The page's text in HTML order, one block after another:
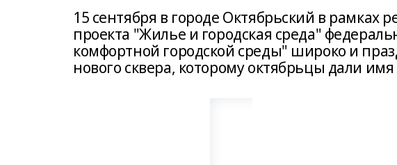
15 сентября в городе Октябрьский в рамках
проекта "Жилье и городская среда"
комфортной городской среды" широко и
нового сквера, которому октябрьцы дали имя